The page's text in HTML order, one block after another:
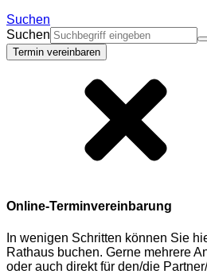
Suchen
Suchen
Termin vereinbaren
Online-Terminvereinbarung
In wenigen Schritten können Sie
Rathaus buchen. Gerne mehrere
oder auch direkt für den/die